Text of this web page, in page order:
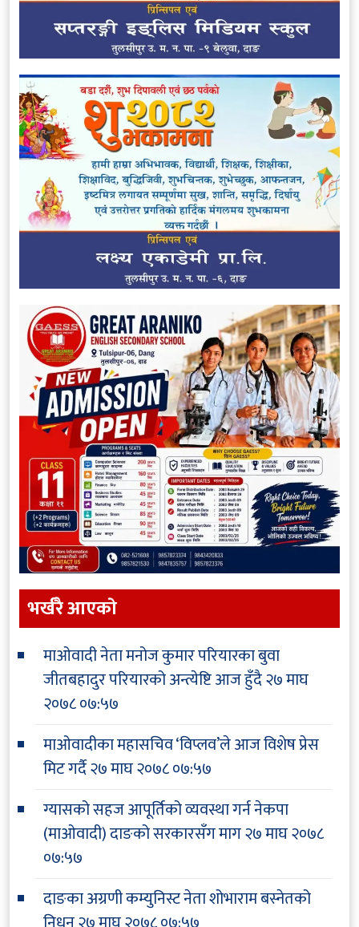
भर्खरै आएकाे
माओवादी नेता मनोज कुमार परियारका बुवा
जीतबहादुर परियारको अन्त्येष्टि आज हुँदै२७ माघ
२०७८ ०७:५७
माओवादीका महासचिव ‘विप्लव’ले आज विशेष प्रेस
मिट गर्दै२७ माघ २०७८ ०७:५७
ग्यासको सहज आपूर्तिको व्यवस्था गर्न नेकपा
(माओवादी) दाङको सरकारसँग माग२७ माघ २०७८
०७:५७
दाङका अग्रणी कम्युनिस्ट नेता शोभाराम बस्नेतको